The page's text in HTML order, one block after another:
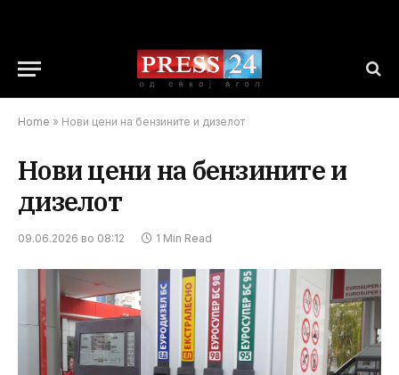
Home » Нови цени на бензините и дизелот
Нови цени на бензините и
дизелот
09.06.2026 во 08:12 1 Min Read